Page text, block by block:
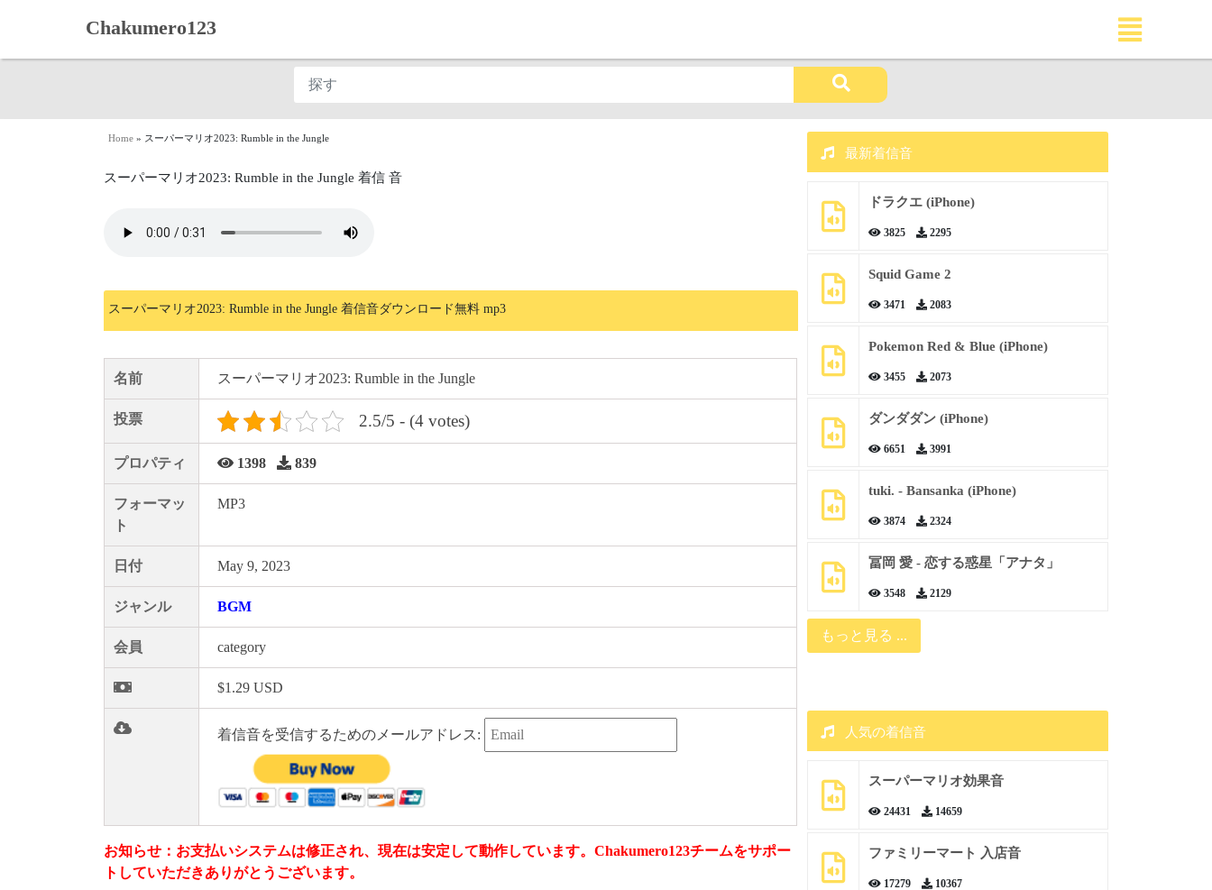
Chakumero123
Home » スーパーマリオ2023: Rumble in the Jungle
スーパーマリオ2023: Rumble in the Jungle 着信 音
スーパーマリオ2023: Rumble in the Jungle 着信音ダウンロード無料 mp3
名前 スーパーマリオ2023: Rumble in the Jungle
投票 2.5/5 - (4 votes)
プロパティ 1398 839
フォーマッ
ト
MP3
日付 May 9, 2023
ジャンル BGM
会員 category
$1.29 USD
着信音を受信するためのメールアドレス:
お知らせ：お支払いシステムは修正され、現在は安定して動作しています。Chakumero123チームをサポー
トしていただきありがとうございます。
最新着信音
ドラクエ (iPhone)
3825 2295
Squid Game 2
3471 2083
Pokemon Red & Blue (iPhone)
3455 2073
ダンダダン (iPhone)
6651 3991
tuki. - Bansanka (iPhone)
3874 2324
冨岡 愛 - 恋する惑星「アナタ」
3548 2129
もっと見る ...
人気の着信音
スーパーマリオ効果音
24431 14659
ファミリーマート 入店音
17279 10367